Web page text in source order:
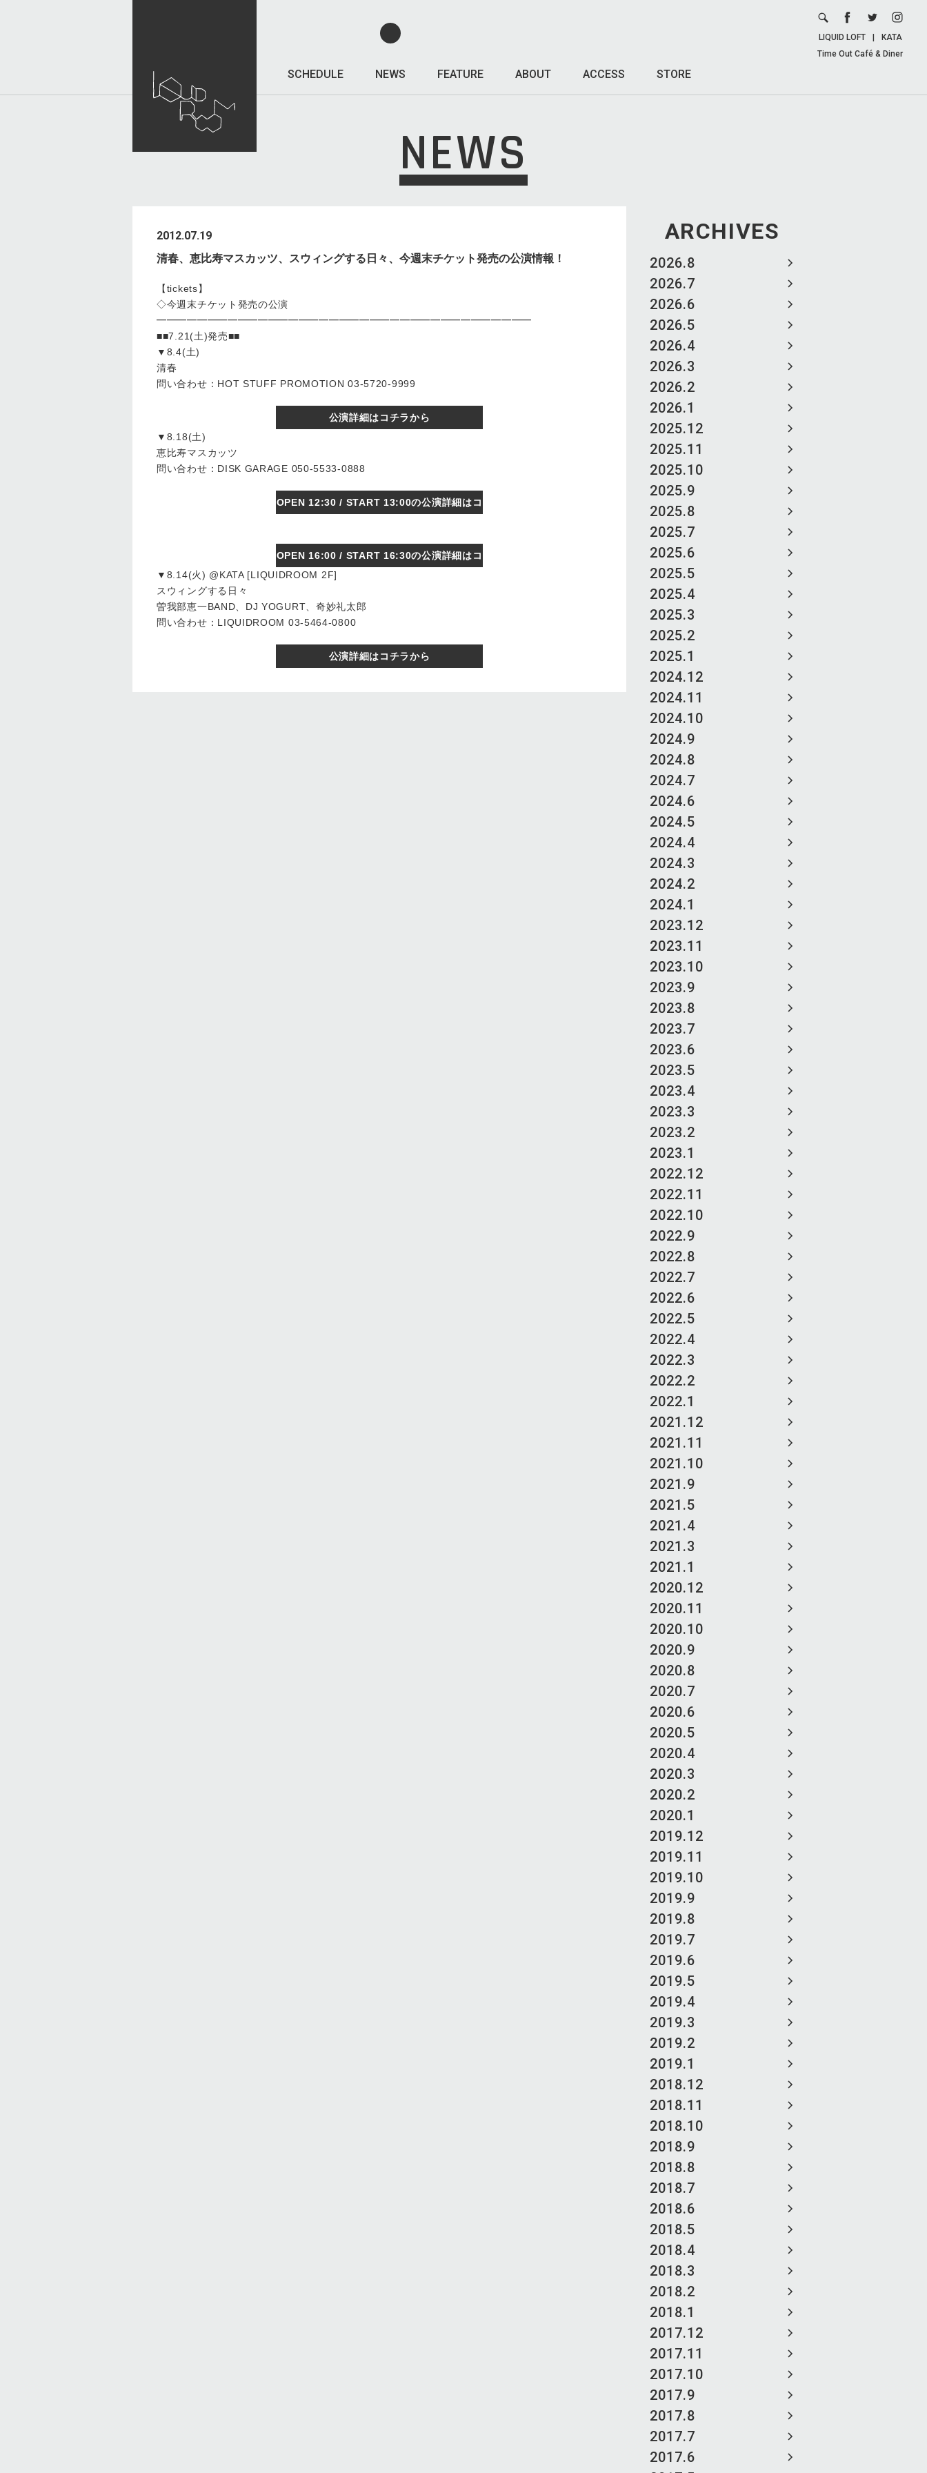
SCHEDULE NEWS FEATURE ABOUT ACCESS STORE
LIQUID LOFT
KATA
Time Out Café & Diner
NEWS
ARCHIVES
2026.8
2026.7
2026.6
2026.5
2026.4
2026.3
2026.2
2026.1
2025.12
2025.11
2025.10
2025.9
2025.8
2025.7
2025.6
2025.5
2025.4
2025.3
2025.2
2025.1
2024.12
2024.11
2024.10
2024.9
2024.8
2024.7
2024.6
2024.5
2024.4
2024.3
2024.2
2024.1
2023.12
2023.11
2023.10
2023.9
2023.8
2023.7
2023.6
2023.5
2023.4
2023.3
2023.2
2023.1
2022.12
2022.11
2022.10
2022.9
2022.8
2022.7
2022.6
2022.5
2022.4
2022.3
2022.2
2022.1
2021.12
2021.11
2021.10
2021.9
2021.5
2021.4
2021.3
2021.1
2020.12
2020.11
2020.10
2020.9
2020.8
2020.7
2020.6
2020.5
2020.4
2020.3
2020.2
2020.1
2019.12
2019.11
2019.10
2019.9
2019.8
2019.7
2019.6
2019.5
2019.4
2019.3
2019.2
2019.1
2018.12
2018.11
2018.10
2018.9
2018.8
2018.7
2018.6
2018.5
2018.4
2018.3
2018.2
2018.1
2017.12
2017.11
2017.10
2017.9
2017.8
2017.7
2017.6
2012.07.19
清春、恵比寿マスカッツ、スウィングする日々、今週末チケット発売の公演情報！
【tickets】
◇今週末チケット発売の公演
━━━━━━━━━━━━━━━━━━━━━━━━━━━━━━━━━━━━━
■■7.21(土)発売■■
▼8.4(土)
清春
問い合わせ：HOT STUFF PROMOTION 03-5720-9999
公演詳細はコチラから
▼8.18(土)
恵比寿マスカッツ
問い合わせ：DISK GARAGE 050-5533-0888
OPEN 12:30 / START 13:00の公演詳細はコ
OPEN 16:00 / START 16:30の公演詳細はコ
▼8.14(火) @KATA [LIQUIDROOM 2F]
スウィングする日々
曽我部恵一BAND、DJ YOGURT、奇妙礼太郎
問い合わせ：LIQUIDROOM 03-5464-0800
公演詳細はコチラから